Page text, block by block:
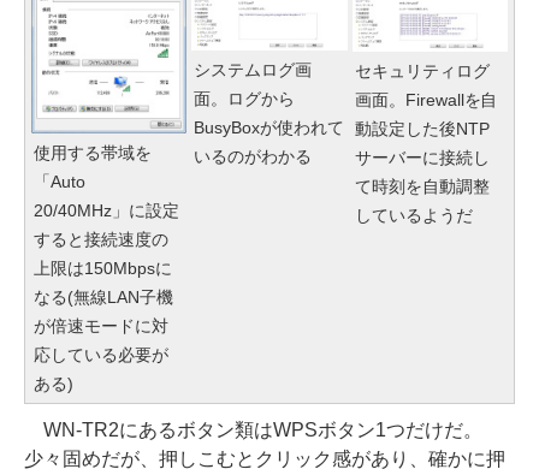
使用する帯域を
「Auto
20/40MHz」に設定
すると接続速度の
上限は150Mbpsに
なる(無線LAN子機
が倍速モードに対
応している必要が
ある)
システムログ画
面。ログから
BusyBoxが使われて
いるのがわかる
セキュリティログ
画面。Firewallを自
動設定した後NTP
サーバーに接続し
て時刻を自動調整
しているようだ
WN-TR2にあるボタン類はWPSボタン1つだけだ。
少々固めだが、押しこむとクリック感があり、確かに押